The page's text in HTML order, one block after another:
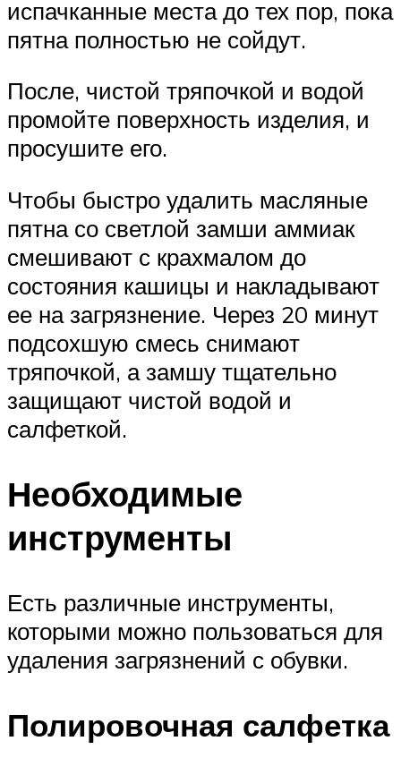
испачканные места до тех пор, пока
пятна полностью не сойдут.
После, чистой тряпочкой и водой
промойте поверхность изделия, и
просушите его.
Чтобы быстро удалить масляные
пятна со светлой замши аммиак
смешивают с крахмалом до
состояния кашицы и накладывают
ее на загрязнение. Через 20 минут
подсохшую смесь снимают
тряпочкой, а замшу тщательно
защищают чистой водой и
салфеткой.
Необходимые
инструменты
Есть различные инструменты,
которыми можно пользоваться для
удаления загрязнений с обувки.
Полировочная салфетка